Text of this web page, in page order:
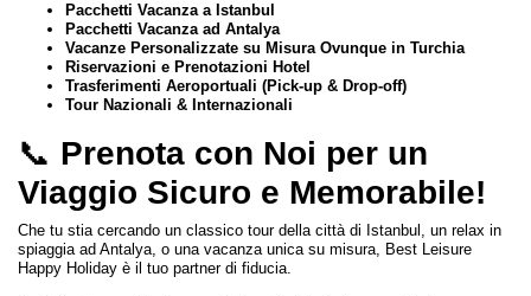
Pacchetti Vacanza a Istanbul
Pacchetti Vacanza ad Antalya
Vacanze Personalizzate su Misura Ovunque in Turchia
Riservazioni e Prenotazioni Hotel
Trasferimenti Aeroportuali (Pick-up & Drop-off)
Tour Nazionali & Internazionali
📞 Prenota con Noi per un
Viaggio Sicuro e Memorabile!
Che tu stia cercando un classico tour della città di Istanbul, un relax in
spiaggia ad Antalya, o una vacanza unica su misura, Best Leisure
Happy Holiday è il tuo partner di fiducia.